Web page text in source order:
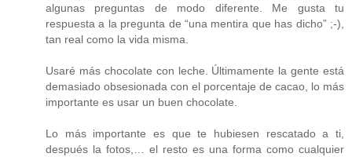
algunas preguntas de modo diferente. Me gusta tu
respuesta a la pregunta de “una mentira que has dicho” ;-),
tan real como la vida misma.
Usaré más chocolate con leche. Últimamente la gente está
demasiado obsesionada con el porcentaje de cacao, lo más
importante es usar un buen chocolate.
Lo más importante es que te hubiesen rescatado a ti,
después la fotos,… el resto es una forma como cualquier